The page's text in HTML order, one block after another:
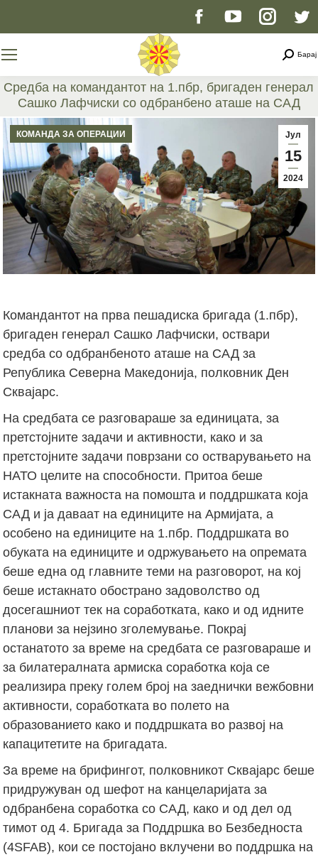
Facebook
opens
in
new
window
YouTube
opens
in
window
page
opens
in
new
window
Барај
Средба на командантот на 1.пбр, бригаден генерал
Сашко Лафчиски со одбранбено аташе на САД
You are here:
Јул
15
2024
КОМАНДА ЗА ОПЕРАЦИИ
Командантот на прва пешадиска бригада (1.пбр),
бригаден генерал Сашко Лафчиски, оствари
средба со одбранбеното аташе на САД за
Република Северна Македонија, полковник Ден
Сквајарс.
На средбата се разговараше за единицата, за
претстојните задачи и активности, како и за
претстојните задачи поврзани со остварувањето на
НАТО целите на способности. Притоа беше
истакната важноста на помошта и поддршката која
САД и ја даваат на единиците на Армијата, а
особено на единиците на 1.пбр. Поддршката во
обуката на единиците и одржувањето на опремата
беше една од главните теми на разговорот, на кој
беше истакнато обострано задоволство од
досегашниот тек на соработката, како и од идните
планови за нејзино зголемување. Покрај
останатото за време на средбата се разговараше и
за билатералната армиска соработка која се
реализира преку голем број на заеднички вежбовни
активности, соработката во полето на
образованието како и поддршката во развој на
капацитетите на бригадата.
За време на брифингот, полковникот Сквајарс беше
придружуван од шефот на канцеларијата за
одбранбена соработка со САД, како и од дел од
тимот од 4. Бригада за Поддршка во Безбедноста
(4SFAB), кои се постојано вклучени во поддршка на